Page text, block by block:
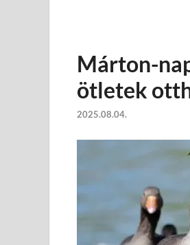
Márton-
ötletek
2025.08.04.